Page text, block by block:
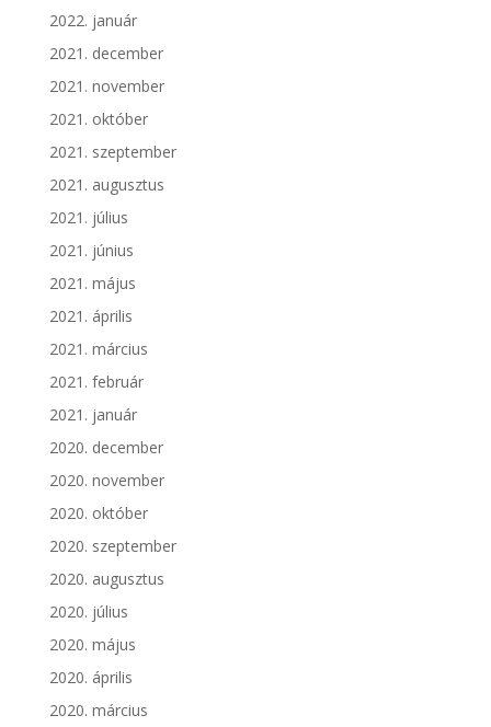
2022. január
2021. december
2021. november
2021. október
2021. szeptember
2021. augusztus
2021. július
2021. június
2021. május
2021. április
2021. március
2021. február
2021. január
2020. december
2020. november
2020. október
2020. szeptember
2020. augusztus
2020. július
2020. május
2020. április
2020. március